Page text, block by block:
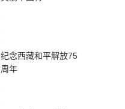
纪念西藏和平解放75
周年